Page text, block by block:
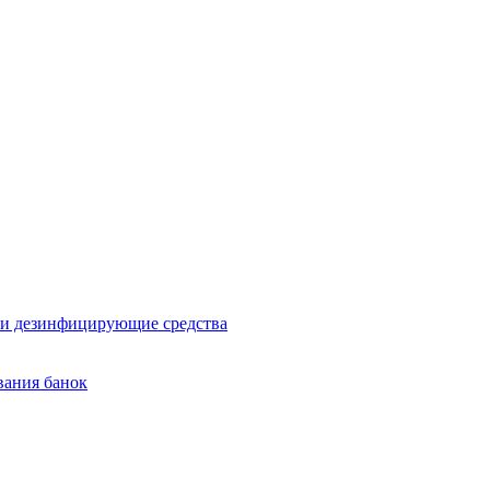
средства
банок